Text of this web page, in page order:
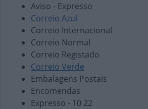
Aviso - Expresso
Correio Azul
Correio Internacional
Correio Normal
Correio Registado
Correio Verde
Embalagens Postais
Encomendas
Expresso - 10 22